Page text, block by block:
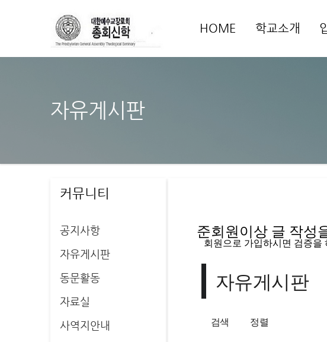
HOME 학교소개
자유게시판
커뮤니티
공지사항
자유게시판
동문활동
자료실
사역지안내
준회원이상 글 작성
회원으로 가입하시면 검증
자유게시판
검색 정렬